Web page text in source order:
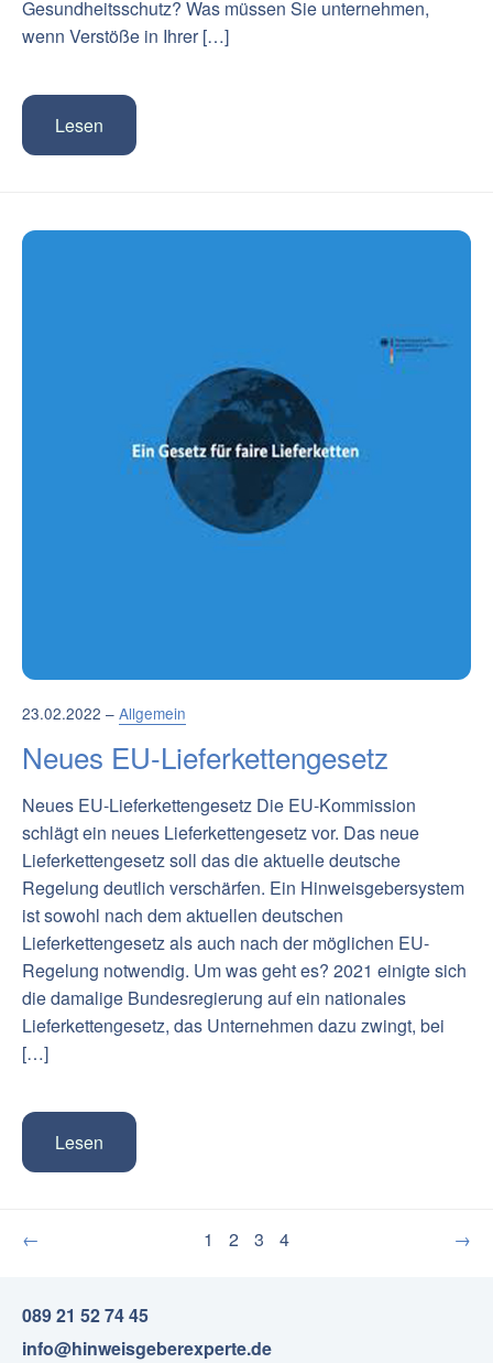
Gesundheitsschutz? Was müssen Sie unternehmen,
wenn Verstöße in Ihrer […]
Lesen
23.02.2022 – Allgemein
Neues EU-Lieferkettengesetz
Neues EU-Lieferkettengesetz Die EU-Kommission
schlägt ein neues Lieferkettengesetz vor. Das neue
Lieferkettengesetz soll das die aktuelle deutsche
Regelung deutlich verschärfen. Ein Hinweisgebersystem
ist sowohl nach dem aktuellen deutschen
Lieferkettengesetz als auch nach der möglichen EU-
Regelung notwendig. Um was geht es? 2021 einigte sich
die damalige Bundesregierung auf ein nationales
Lieferkettengesetz, das Unternehmen dazu zwingt, bei
[…]
Lesen
← 1 2 3 4 →
089 21 52 74 45
info@hinweisgeberexperte.de